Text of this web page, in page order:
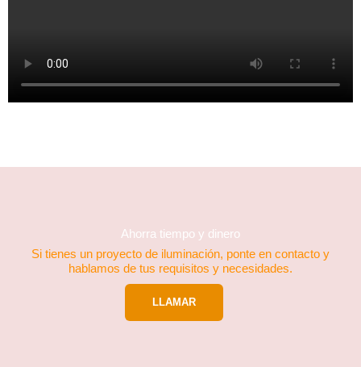
Ahorra tiempo y dinero
Si tienes un proyecto de iluminación, ponte en contacto y
hablamos de tus requisitos y necesidades.
LLAMAR